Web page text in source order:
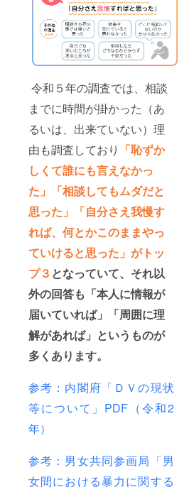
令和５年の調査では、相談
までに時間が掛かった（あ
るいは、出来ていない）理
由も調査しており 「恥ずか
しくて誰にも言えなかっ
た」「相談してもムダだと
思った」「自分さえ我慢す
れば、何とかこのままやっ
ていけると思った」がトッ
プ３ となっていて、それ以
外の回答も「本人に情報が
届いていれば」「周囲に理
解があれば」というものが
多くあります。
参考：内閣府「ＤＶの現状
等について」PDF（令和2
年）
参考：男女共同参画局「男
女間における暴力に関する